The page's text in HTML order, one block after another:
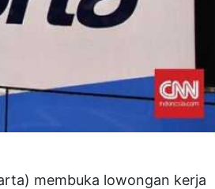
membuka lowongan kerja